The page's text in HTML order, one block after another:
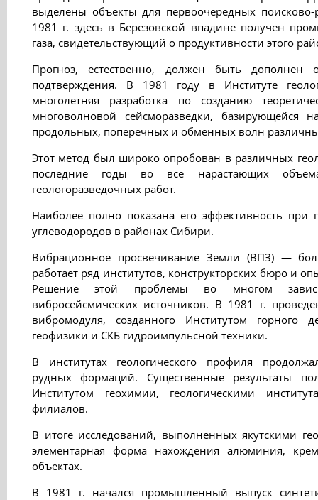
выделены объекты для первоочередных поисково-
1981 г. здесь в Березовской впадине получен
газа, свидетельствующий о продуктивности этого
Прогноз, естественно, должен быть дополнен
подтверждения. В 1981 году в Институте
многолетняя разработка по созданию
многоволновой сейсморазведки, базирующейся
продольных, поперечных и обменных волн
Этот метод был широко опробован в различных
последние годы во все нарастающих
геологоразведочных работ.
Наиболее полно показана его эффективность
углеводородов в районах Сибири.
Вибрационное просвечивание Земли (ВПЗ) —
работает ряд институтов, конструкторских бюро и
Решение этой проблемы во многом
вибросейсмических источников. В 1981 г.
вибромодуля, созданного Институтом горного
геофизики и СКБ гидроимпульсной техники.
В институтах геологического профиля
рудных формаций. Существенные результаты
Институтом геохимии, геологическими
филиалов.
В итоге исследований, выполненных якутскими
элементарная форма нахождения алюминия,
объектах.
В 1981 г. начался промышленный выпуск